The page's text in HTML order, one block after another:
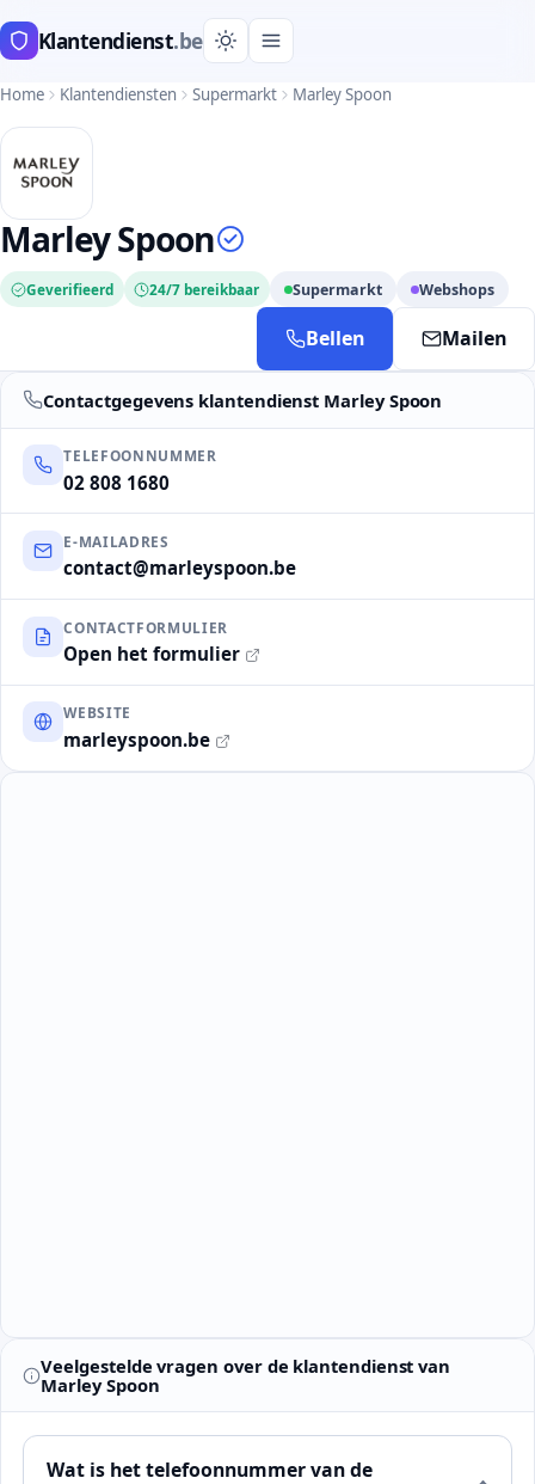
Klantendienst.be
Home Klantendiensten Supermarkt Marley Spoon
Marley Spoon
Geverifieerd 24/7 bereikbaar Supermarkt Webshops
Bellen Mailen
Contactgegevens klantendienst Marley Spoon
TELEFOONNUMMER
02 808 1680
E-MAILADRES
contact@marleyspoon.be
CONTACTFORMULIER
Open het formulier
WEBSITE
marleyspoon.be
Veelgestelde vragen over de klantendienst van
Marley Spoon
Wat is het telefoonnummer van de